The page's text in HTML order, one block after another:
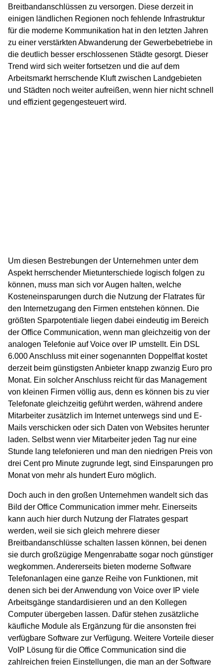
Breitbandanschlüssen zu versorgen. Diese derzeit in
einigen ländlichen Regionen noch fehlende Infrastruktur
für die moderne Kommunikation hat in den letzten Jahren
zu einer verstärkten Abwanderung der Gewerbebetriebe in
die deutlich besser erschlossenen Städte gesorgt. Dieser
Trend wird sich weiter fortsetzen und die auf dem
Arbeitsmarkt herrschende Kluft zwischen Landgebieten
und Städten noch weiter aufreißen, wenn hier nicht schnell
und effizient gegengesteuert wird.
Um diesen Bestrebungen der Unternehmen unter dem
Aspekt herrschender Mietunterschiede logisch folgen zu
können, muss man sich vor Augen halten, welche
Kosteneinsparungen durch die Nutzung der Flatrates für
den Internetzugang den Firmen entstehen können. Die
größten Sparpotentiale liegen dabei eindeutig im Bereich
der Office Communication, wenn man gleichzeitig von der
analogen Telefonie auf Voice over IP umstellt. Ein DSL
6.000 Anschluss mit einer sogenannten Doppelflat kostet
derzeit beim günstigsten Anbieter knapp zwanzig Euro pro
Monat. Ein solcher Anschluss reicht für das Management
von kleinen Firmen völlig aus, denn es können bis zu vier
Telefonate gleichzeitig geführt werden, während andere
Mitarbeiter zusätzlich im Internet unterwegs sind und E-
Mails verschicken oder sich Daten von Websites herunter
laden. Selbst wenn vier Mitarbeiter jeden Tag nur eine
Stunde lang telefonieren und man den niedrigen Preis von
drei Cent pro Minute zugrunde legt, sind Einsparungen pro
Monat von mehr als hundert Euro möglich.
Doch auch in den großen Unternehmen wandelt sich das
Bild der Office Communication immer mehr. Einerseits
kann auch hier durch Nutzung der Flatrates gespart
werden, weil sie sich gleich mehrere dieser
Breitbandanschlüsse schalten lassen können, bei denen
sie durch großzügige Mengenrabatte sogar noch günstiger
wegkommen. Andererseits bieten moderne Software
Telefonanlagen eine ganze Reihe von Funktionen, mit
denen sich bei der Anwendung von Voice over IP viele
Arbeitsgänge standardisieren und an den Kollegen
Computer übergeben lassen. Dafür stehen zusätzliche
käufliche Module als Ergänzung für die ansonsten frei
verfügbare Software zur Verfügung. Weitere Vorteile dieser
VoIP Lösung für die Office Communication sind die
zahlreichen freien Einstellungen, die man an der Software